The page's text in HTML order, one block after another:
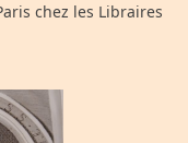
chez les Libraires